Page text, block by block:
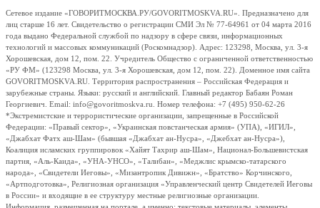
Сетевое издание «ГОВОРИТМОСКВА.РУ/GOVORITMOSKVA.RU». Предназначено для
лиц старше 16 лет. Свидетельство о регистрации СМИ Эл № 77-64961 от 04 марта 2016
года выдано Федеральной службой по надзору в сфере связи, информационных
технологий и массовых коммуникаций (Роскомнадзор). Адрес: 123298, Москва, ул. 3-я
Хорошевская, дом 12, пом. 22. Учредитель Общество с ограниченной ответственностью
«РУ ФМ» (123298 Москва, ул. 3-я Хорошевская, дом 12, пом. 22). Доменное имя сайта
GOVORITMOSKVA.RU. Территория распространения – Российская Федерация и
зарубежные страны. Языки: русский и английский. Главный редактор Бабаян Роман
Георгиевич. Email: info@govoritmoskva.ru. Номер телефона: +7 (495) 950-62-26
*Экстремистские и террористические организации, запрещенные в Российской
Федерации: «Правый сектор», «Украинская повстанческая армия» (УПА), «ИГИЛ»,
«Джабхат Фатх аш-Шам» (бывшая «Джабхат ан-Нусра», «Джебхат ан-Нусра»),
Коалиция исламских группировок «Хайят Тахрир аш-Шам», Национал-Большевистская
партия, «Аль-Каида», «УНА-УНСО», «Талибан», «Меджлис крымско-татарского
народа», «Свидетели Иеговы», «Мизантропик Дивижн», «Братство» Корчинского,
«Артподготовка», Религиозная организация «Управленческий центр Свидетелей Иеговы
в России» и входящие в ее структуру местные религиозные организации.